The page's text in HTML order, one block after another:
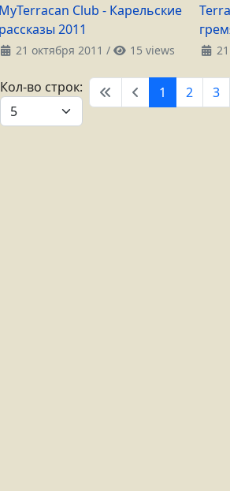
Club - Карельские
2011
21 октября 2011 / 15 views
Кол-во строк: 1 2 3